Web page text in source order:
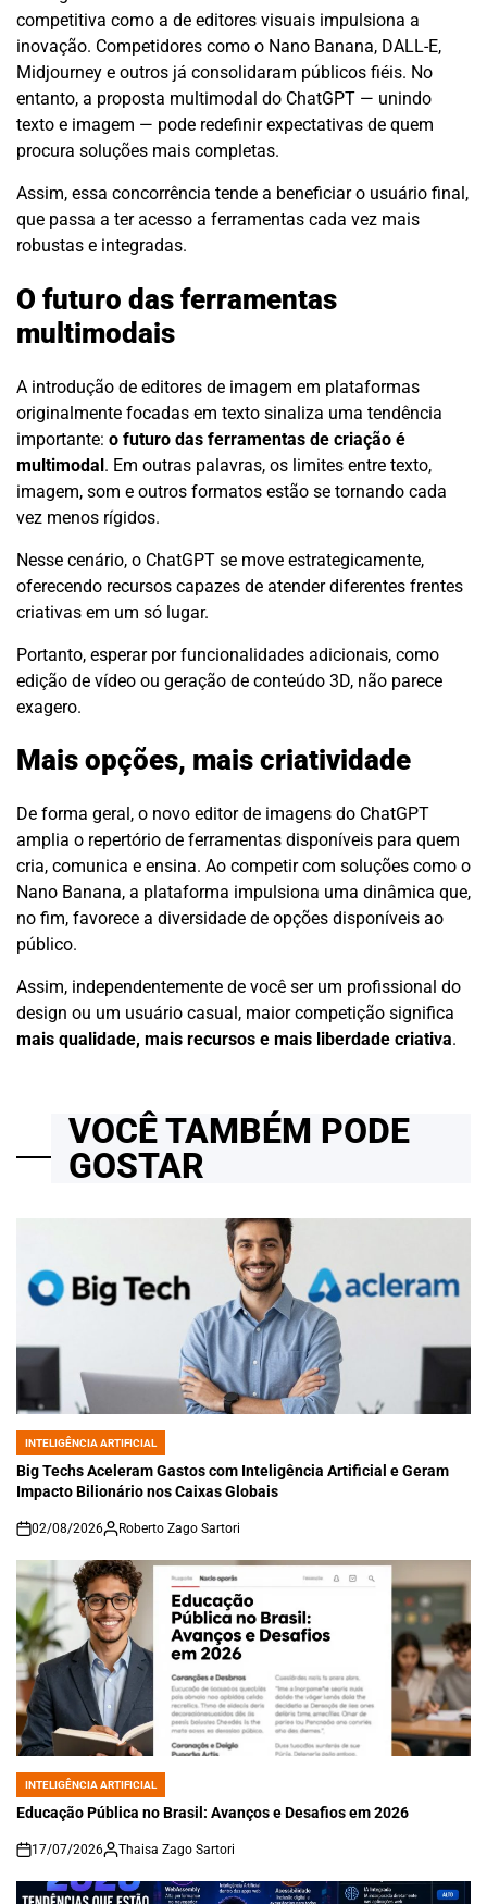
competitiva como a de editores visuais impulsiona a
inovação. Competidores como o Nano Banana, DALL-E,
Midjourney e outros já consolidaram públicos fiéis. No
entanto, a proposta multimodal do ChatGPT — unindo
texto e imagem — pode redefinir expectativas de quem
procura soluções mais completas.
Assim, essa concorrência tende a beneficiar o usuário final,
que passa a ter acesso a ferramentas cada vez mais
robustas e integradas.
O futuro das ferramentas
multimodais
A introdução de editores de imagem em plataformas
originalmente focadas em texto sinaliza uma tendência
importante: o futuro das ferramentas de criação é
multimodal. Em outras palavras, os limites entre texto,
imagem, som e outros formatos estão se tornando cada
vez menos rígidos.
Nesse cenário, o ChatGPT se move estrategicamente,
oferecendo recursos capazes de atender diferentes frentes
criativas em um só lugar.
Portanto, esperar por funcionalidades adicionais, como
edição de vídeo ou geração de conteúdo 3D, não parece
exagero.
Mais opções, mais criatividade
De forma geral, o novo editor de imagens do ChatGPT
amplia o repertório de ferramentas disponíveis para quem
cria, comunica e ensina. Ao competir com soluções como o
Nano Banana, a plataforma impulsiona uma dinâmica que,
no fim, favorece a diversidade de opções disponíveis ao
público.
Assim, independentemente de você ser um profissional do
design ou um usuário casual, maior competição significa
mais qualidade, mais recursos e mais liberdade criativa.
VOCÊ TAMBÉM PODE
GOSTAR
POSTED
IN
INTELIGÊNCIA ARTIFICIAL
Big Techs Aceleram Gastos com Inteligência Artificial e Geram
Impacto Bilionário nos Caixas Globais
on
02/08/2026 Roberto Zago Sartori
POSTED
IN
INTELIGÊNCIA ARTIFICIAL
Educação Pública no Brasil: Avanços e Desafios em 2026
on
17/07/2026 Thaisa Zago Sartori